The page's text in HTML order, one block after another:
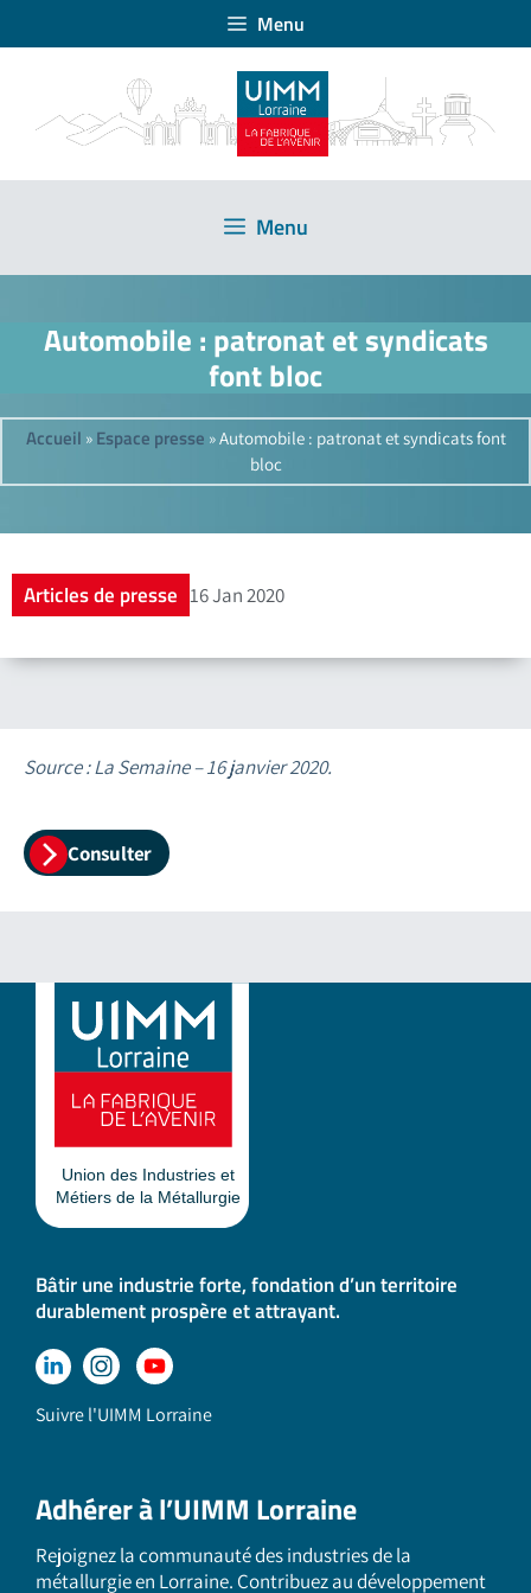
Menu
Menu
Automobile : patronat et syndicats
font bloc
Accueil » Espace presse »Automobile : patronat et syndicats font
bloc
Articles de presse 16 Jan 2020
Source : La Semaine – 16 janvier 2020.
Consulter
Bâtir une industrie forte, fondation d’un territoire
durablement prospère et attrayant.
Suivre l'UIMM Lorraine
Adhérer à l’UIMM Lorraine
Rejoignez la communauté des industries de la
métallurgie en Lorraine. Contribuez au développement